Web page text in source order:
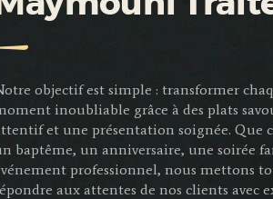
objectif est simple : transformer
inoubliable grâce à des plats
et une présentation soignée. Que
baptême, un anniversaire, une soirée
professionnel, nous mettons
aux attentes de nos clients avec